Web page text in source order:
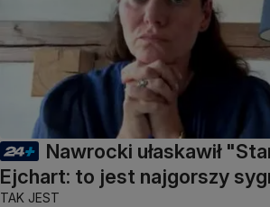
Nawrocki ułaskawił
Ejchart: to jest najgorszy
TAK JEST